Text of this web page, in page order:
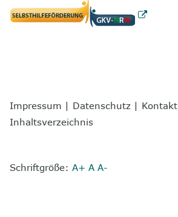
Impressum | Datenschutz | Kontakt
Inhaltsverzeichnis
Schriftgröße: A+ A A-